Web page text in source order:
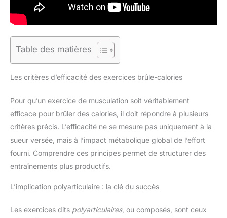
Table des matières
Les critères d’efficacité des exercices brûle-calories
Pour qu’un exercice de musculation soit véritablement
efficace pour brûler des calories, il doit répondre à plusieurs
critères précis. L’efficacité ne se mesure pas uniquement à la
sueur versée, mais à l’impact métabolique global de l’effort
fourni. Comprendre ces principes permet de structurer des
entraînements plus productifs.
L’implication polyarticulaire : la clé du succès
Les exercices dits polyarticulaires, ou composés, sont ceux